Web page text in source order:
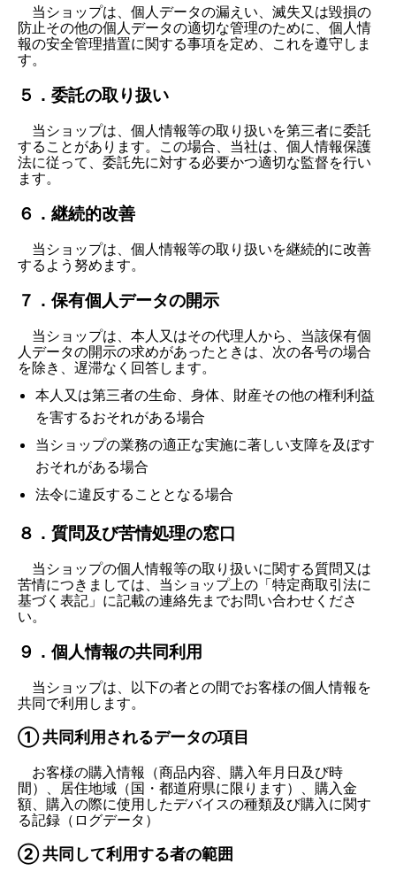
当ショップは、個人データの漏えい、滅失又は毀損の
防止その他の個人データの適切な管理のために、個人情
報の安全管理措置に関する事項を定め、これを遵守しま
す。
５．委託の取り扱い
当ショップは、個人情報等の取り扱いを第三者に委託
することがあります。この場合、当社は、個人情報保護
法に従って、委託先に対する必要かつ適切な監督を行い
ます。
６．継続的改善
当ショップは、個人情報等の取り扱いを継続的に改善
するよう努めます。
７．保有個人データの開示
当ショップは、本人又はその代理人から、当該保有個
人データの開示の求めがあったときは、次の各号の場合
を除き、遅滞なく回答します。
本人又は第三者の生命、身体、財産その他の権利利益
を害するおそれがある場合
当ショップの業務の適正な実施に著しい支障を及ぼす
おそれがある場合
法令に違反することとなる場合
８．質問及び苦情処理の窓口
当ショップの個人情報等の取り扱いに関する質問又は
苦情につきましては、当ショップ上の「特定商取引法に
基づく表記」に記載の連絡先までお問い合わせくださ
い。
９．個人情報の共同利用
当ショップは、以下の者との間でお客様の個人情報を
共同で利用します。
① 共同利用されるデータの項目
お客様の購入情報（商品内容、購入年月日及び時
間）、居住地域（国・都道府県に限ります）、購入金
額、購入の際に使用したデバイスの種類及び購入に関す
る記録（ログデータ）
② 共同して利用する者の範囲